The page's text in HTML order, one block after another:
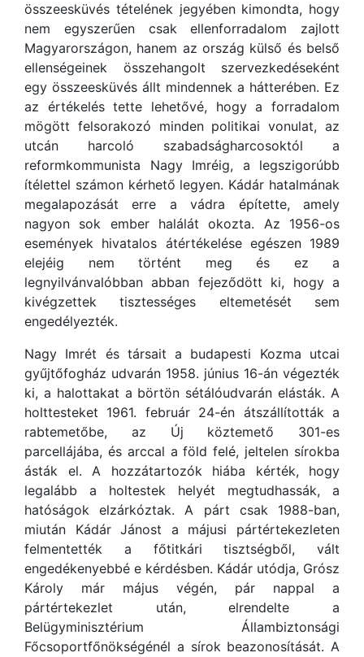
összeesküvés tételének jegyében kimondta, hogy
nem egyszerűen csak ellenforradalom zajlott
Magyarországon, hanem az ország külső és belső
ellenségeinek összehangolt szervezkedéseként
egy összeesküvés állt mindennek a hátterében. Ez
az értékelés tette lehetővé, hogy a forradalom
mögött felsorakozó minden politikai vonulat, az
utcán harcoló szabadságharcosoktól a
reformkommunista Nagy Imréig, a legszigorúbb
ítélettel számon kérhető legyen. Kádár hatalmának
megalapozását erre a vádra építette, amely
nagyon sok ember halálát okozta. Az 1956-os
események hivatalos átértékelése egészen 1989
elejéig nem történt meg és ez a
legnyilvánvalóbban abban fejeződött ki, hogy a
kivégzettek tisztességes eltemetését sem
engedélyezték.
Nagy Imrét és társait a budapesti Kozma utcai
gyűjtőfogház udvarán 1958. június 16-án végezték
ki, a halottakat a börtön sétálóudvarán elásták. A
holttesteket 1961. február 24-én átszállították a
rabtemetőbe, az Új köztemető 301-es
parcellájába, és arccal a föld felé, jeltelen sírokba
ásták el. A hozzátartozók hiába kérték, hogy
legalább a holtestek helyét megtudhassák, a
hatóságok elzárkóztak. A párt csak 1988-ban,
miután Kádár Jánost a májusi pártértekezleten
felmentették a főtitkári tisztségből, vált
engedékenyebbé e kérdésben. Kádár utódja, Grósz
Károly már május végén, pár nappal a
pártértekezlet után, elrendelte a
Belügyminisztérium Állambiztonsági
Főcsoportfőnökségénél a sírok beazonosítását. A